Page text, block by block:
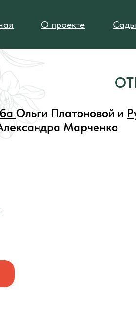
О проекте Сады
Ольги Платоновой и
Марченко